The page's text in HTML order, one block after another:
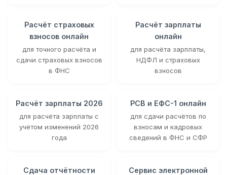
Расчёт страховых
взносов онлайн
для точного расчёта и
сдачи страховых взносов
в ФНС
Расчёт зарплаты
онлайн
для расчёта зарплаты,
НДФЛ и страховых
взносов
Расчёт зарплаты 2026
для расчёта зарплаты с
учётом изменений 2026
года
РСВ и ЕФС-1 онлайн
для сдачи расчётов по
взносам и кадровых
сведений в ФНС и СФР
Сдача отчётности
Сервис электронной